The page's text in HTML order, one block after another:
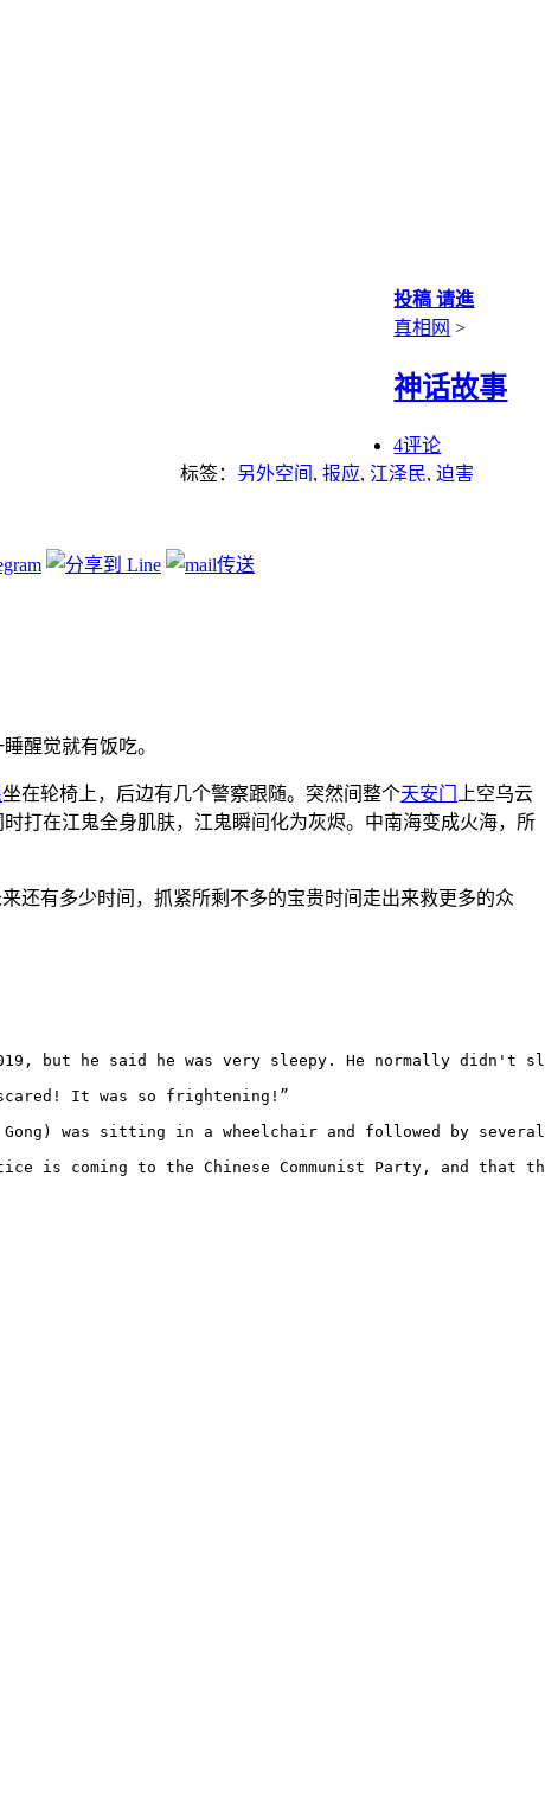
投稿 请進
真相网 >
神话故事
4评论
标签： 另外空间 , 报应, 江泽民, 迫害
醒觉就有饭吃。
坐在轮椅上，后边有几个警察跟随。突然间整个天安门
上空乌云
打在江鬼全身肌肤，江鬼瞬间化为灰烬。中南海变成火海，所
还有多少时间，抓紧所剩不多的宝贵时间走出来救更多的众
but he said he was very sleepy. He normally
It was so frightening!”
was sitting in a wheelchair and followed by
coming to the Chinese Communist Party, and